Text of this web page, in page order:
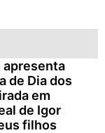
apresenta
de Dia dos
em
de Igor
filhos